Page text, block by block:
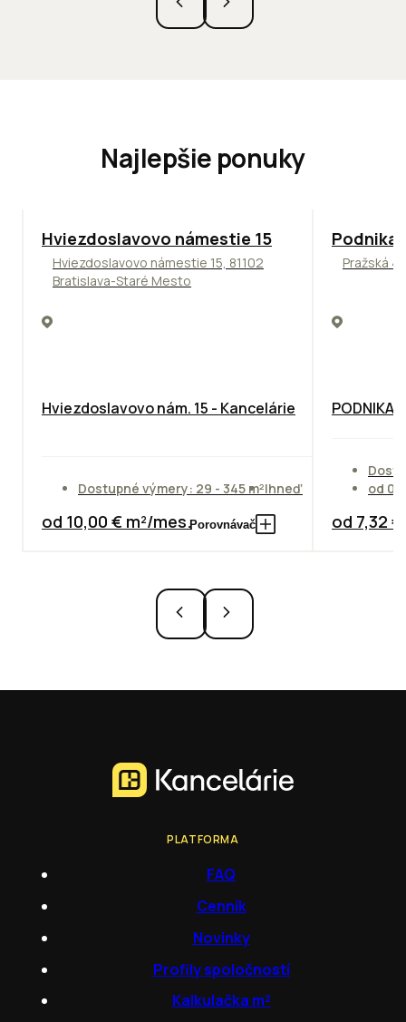
Najlepšie ponuky
ODPORÚČAME
Hviezdoslavovo námestie 15
Hviezdoslavovo námestie 15, 81102
Bratislava-Staré Mesto
Hviezdoslavovo nám. 15 - Kancelárie
Dostupné výmery: 29 - 345 m²Ihneď
od 10,00 € m²/mes.Porovnávač
Pražská
od
od 7,32
PLATFORMA
FAQ
Cenník
Novinky
Profily spoločností
Kalkulačka m²